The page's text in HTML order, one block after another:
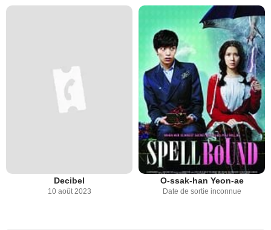
Decibel
10 août 2023
O-ssak-han Yeon-ae
Date de sortie inconnue